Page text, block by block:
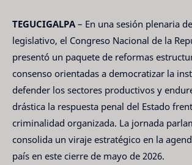
TEGUCIGALPA – En una sesión plenaria
legislativo, el Congreso Nacional de la
presentó un paquete de reformas
consenso orientadas a democratizar la
defender los sectores productivos y
drástica la respuesta penal del Estado
criminalidad organizada. La jornada
consolida un viraje estratégico en la
país en este cierre de mayo de 2026.